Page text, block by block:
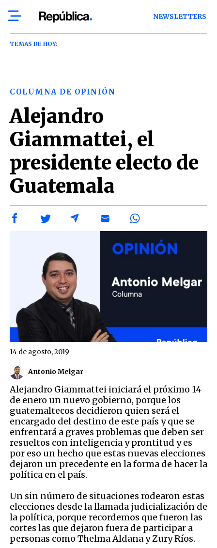
NEWSLETTERS
TEMAS DE HOY:
COLUMNA DE OPINIÓN
Alejandro
Giammattei, el
presidente electo de
Guatemala
Antonio Melgar
14 de agosto, 2019
Alejandro Giammattei iniciará el próximo 14
de enero un nuevo gobierno, porque los
guatemaltecos decidieron quien será el
encargado del destino de este país y que se
enfrentará a graves problemas que deben ser
resueltos con inteligencia y prontitud y es
por eso un hecho que estas nuevas elecciones
dejaron un precedente en la forma de hacer la
política en el país.
Un sin número de situaciones rodearon estas
elecciones desde la llamada judicialización de
la política, porque recordemos que fueron las
cortes las que dejaron fuera de participar a
personas como Thelma Aldana y Zury Ríos.